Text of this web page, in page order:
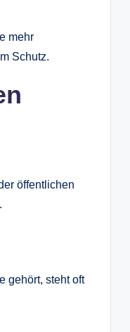
mehr
Schutz.
öffentlichen
gehört, steht oft